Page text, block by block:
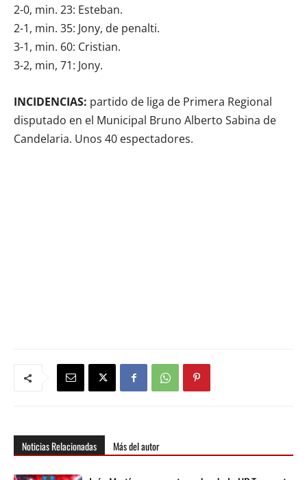
2-0, min. 23: Esteban.
2-1, min. 35: Jony, de penalti.
3-1, min. 60: Cristian.
3-2, min, 71: Jony.
INCIDENCIAS: partido de liga de Primera Regional
disputado en el Municipal Bruno Alberto Sabina de
Candelaria. Unos 40 espectadores.
Noticias Relacionadas Más del autor